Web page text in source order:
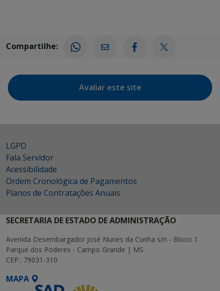
Compartilhe:
Avaliar este site
LGPD
Fala Servidor
Acessibilidade
Ordem Cronológica de Pagamentos
Planos de Contratações Anuais
SECRETARIA DE ESTADO DE ADMINISTRAÇÃO
Avenida Desembargador José Nunes da Cunha s/n - Bloco 1
Parque dos Poderes - Campo Grande | MS
CEP.: 79031-310
MAPA